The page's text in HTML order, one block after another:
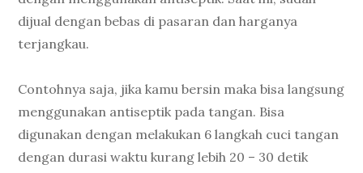
dijual dengan bebas di pasaran dan harganya
terjangkau.
Contohnya saja, jika kamu bersin maka bisa langsung
menggunakan antiseptik pada tangan. Bisa
digunakan dengan melakukan 6 langkah cuci tangan
dengan durasi waktu kurang lebih 20 – 30 detik